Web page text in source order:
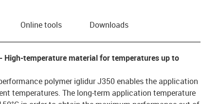
Online tools Downloads
- High-temperature material for temperatures up to
polymer iglidur J350 enables the application
temperatures. The long-term application temperature